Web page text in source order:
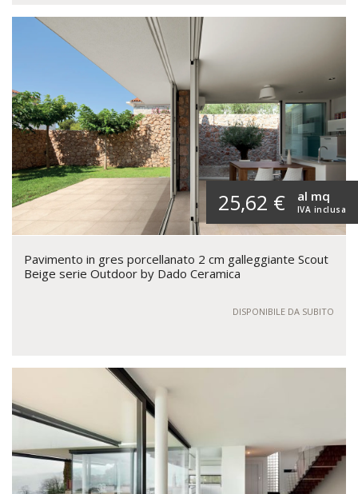
25,62 € IVA inclusa
al mq
Pavimento in gres porcellanato 2 cm galleggiante Scout
Beige serie Outdoor by Dado Ceramica
DISPONIBILE DA SUBITO